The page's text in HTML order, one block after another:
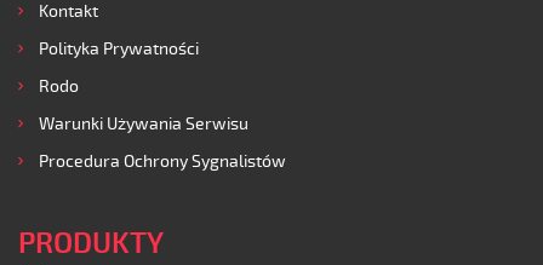
Kontakt
Polityka Prywatności
Rodo
Warunki Używania Serwisu
Procedura Ochrony Sygnalistów
PRODUKTY